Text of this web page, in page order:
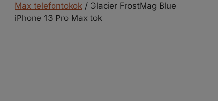
Max telefontokok / Glacier FrostMag Blue
iPhone 13 Pro Max tok